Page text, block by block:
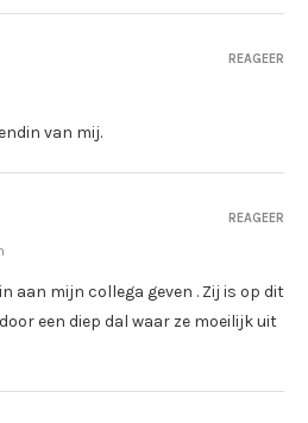
van mij.
REAGEER
aan mijn collega geven . Zij is op dit
een diep dal waar ze moeilijk uit
REAGEER